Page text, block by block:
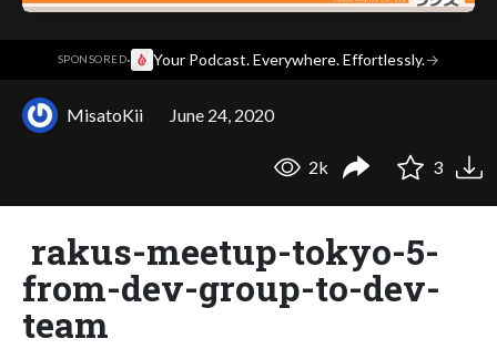
SPONSORED· Your Podcast. Everywhere. Effortlessly.→
MisatoKii June 24, 2020
2k 3
rakus-meetup-tokyo-5-
from-dev-group-to-dev-
team